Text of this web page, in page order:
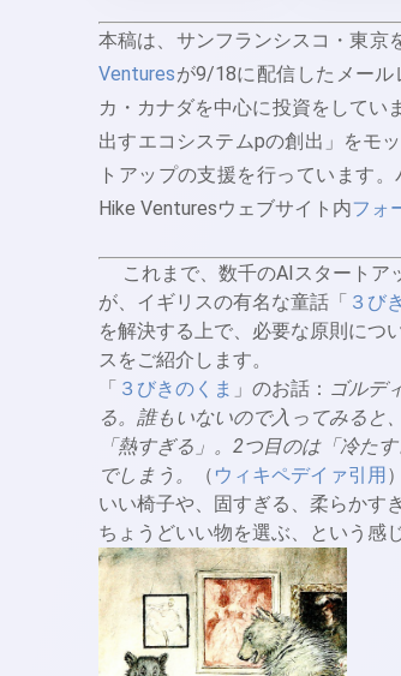
本稿は、サンフランシスコ・東京
Venturesが9/18に配信したメー
カ・カナダを中心に投資をしてい
出すエコシステムpの創出」をモ
トアップの支援を行っています
Hike Venturesウェブサイト内フォ
これまで、数千のAIスタートア
が、イギリスの有名な童話「 ３び
を解決する上で、必要な原則につい
スをご紹介します。
「 ３びきのくま 」のお話： ゴルデ
る。誰もいないので入ってみると
「熱すぎる」。2つ目のは「冷た
でしまう。
（ ウィキペデイァ引用
いい椅子や、固すぎる、柔らかす
ちょうどいい物を選ぶ、という感